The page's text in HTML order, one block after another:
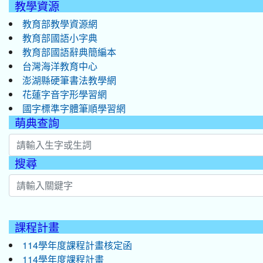
教學資源
教育部教學資源網
教育部國語小字典
教育部國語辭典簡編本
台灣海洋教育中心
澎湖縣硬筆書法教學網
花蓮字音字形學習網
國字標準字體筆順學習網
萌典查詢
搜尋
課程計畫
114學年度課程計畫核定函
114學年度課程計畫